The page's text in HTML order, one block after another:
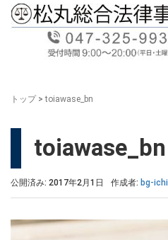
トップ>toiawase_bn
toiawase_bn
公開済み: 2017年2月1日 作成者: bg-ichi